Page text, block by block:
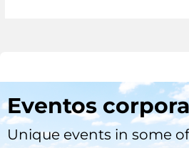
Eventos
Unique events in some